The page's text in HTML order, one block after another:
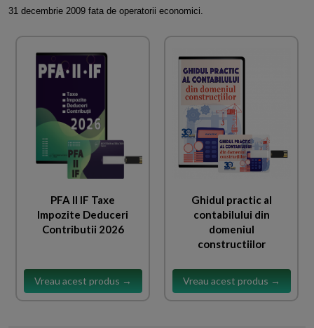
31 decembrie 2009 fata de operatorii economici.
PFA II IF Taxe
Impozite Deduceri
Contributii 2026
Vreau acest produs →
Ghidul practic al
contabilului din
domeniul
constructiilor
Vreau acest produs →